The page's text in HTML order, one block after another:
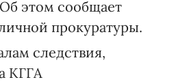
этом сообщает
прокуратуры.
следствия,
КГГА